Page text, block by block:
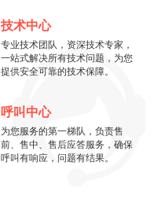
技术中心
专业技术团队，资深技术专家，
一站式解决所有技术问题，为您
提供安全可靠的技术保障。
呼叫中心
为您服务的第一梯队，负责售
前、售中、售后应答服务，确保
呼叫有响应，问题有结果。